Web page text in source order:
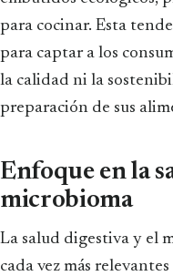
para cocinar. Esta
para captar a los
la calidad ni la
preparación de sus
Enfoque en la
microbioma
La salud digestiva y el
cada vez más